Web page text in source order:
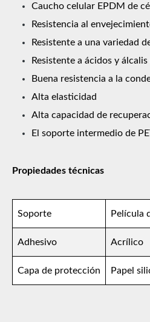
Caucho celular EPDM de
Resistencia al
Resistente a una variedad
Resistente a ácidos y
Buena resistencia a la
Alta elasticidad
Alta capacidad de
El soporte intermedio de
Propiedades técnicas
Soporte Película
Adhesivo Acrílico
Capa de protección Papel